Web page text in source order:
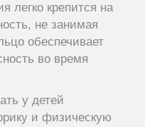
легко крепится на
не занимая
обеспечивает
во время
у детей
и физическую